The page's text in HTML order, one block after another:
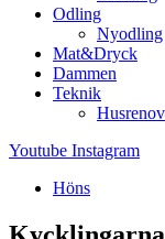
Odling
Nyodling
Mat&Dryck
Dammen
Teknik
Youtube Instagram
Höns